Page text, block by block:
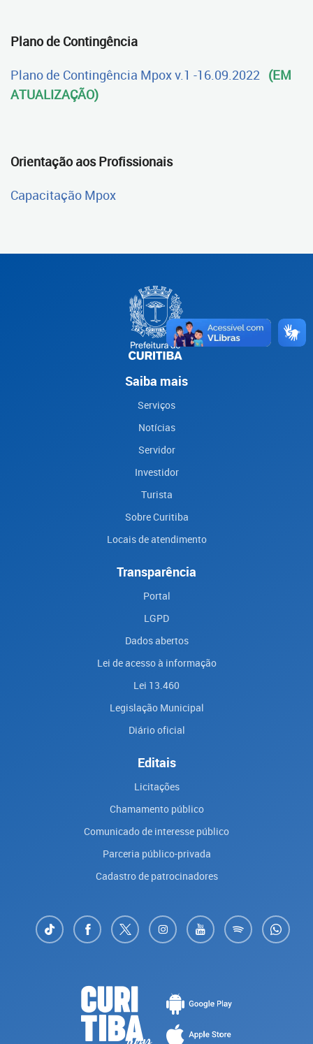
Plano de Contingência
Plano de Contingência Mpox v.1 -16.09.2022 (EM
ATUALIZAÇÃO)
Orientação aos Profissionais
Capacitação Mpox
Saiba mais
Serviços
Notícias
Servidor
Investidor
Turista
Sobre Curitiba
Locais de atendimento
Transparência
Portal
LGPD
Dados abertos
Lei de acesso à informação
Lei 13.460
Legislação Municipal
Diário oficial
Editais
Licitações
Chamamento público
Comunicado de interesse público
Parceria público-privada
Cadastro de patrocinadores